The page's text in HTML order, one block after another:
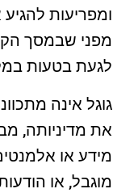
ומפריעות
מפני שבמסך
לגעת בטעות
גוגל אינה
את מדיניותה,
מידע או
מוגבל, או